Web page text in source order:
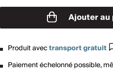
Ajouter
Produit avectransport gratuit
Paiement échelonné possible,